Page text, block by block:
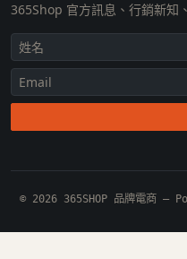
365Shop 官方訊息、行銷新知
© 2026 365SHOP 品牌電商 —